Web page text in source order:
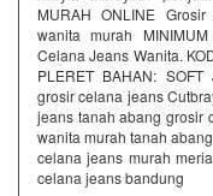
MURAH ONLINE
wanita murah
Celana Jeans Wanita.
PLERET BAHAN:
grosir celana jeans
jeans tanah abang grosir
wanita murah tanah
celana jeans murah
celana jeans bandung